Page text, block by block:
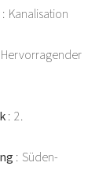
Kanalisation
Hervorragender
2.
Süden-